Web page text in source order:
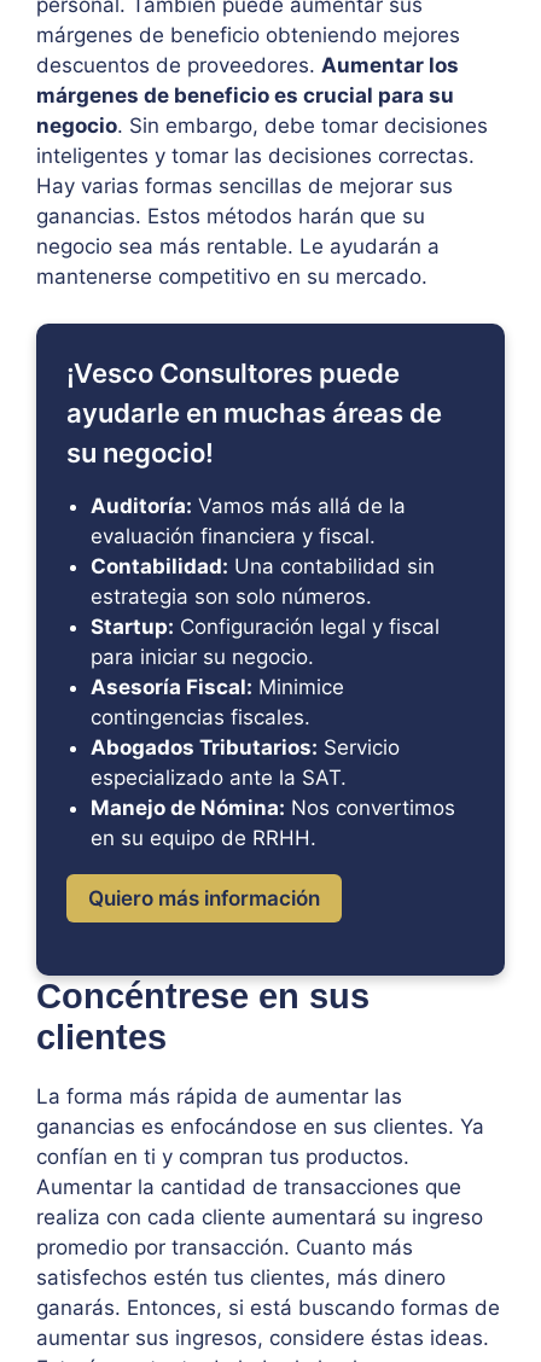
personal. También puede aumentar sus
márgenes de beneficio obteniendo mejores
descuentos de proveedores. Aumentar los
márgenes de beneficio es crucial para su
negocio. Sin embargo, debe tomar decisiones
inteligentes y tomar las decisiones correctas.
Hay varias formas sencillas de mejorar sus
ganancias. Estos métodos harán que su
negocio sea más rentable. Le ayudarán a
mantenerse competitivo en su mercado.
¡Vesco Consultores puede
ayudarle en muchas áreas de
su negocio!
Auditoría: Vamos más allá de la
evaluación financiera y fiscal.
Contabilidad: Una contabilidad sin
estrategia son solo números.
Startup: Configuración legal y fiscal
para iniciar su negocio.
Asesoría Fiscal: Minimice
contingencias fiscales.
Abogados Tributarios: Servicio
especializado ante la SAT.
Manejo de Nómina: Nos convertimos
en su equipo de RRHH.
Quiero más información
Concéntrese en sus
clientes
La forma más rápida de aumentar las
ganancias es enfocándose en sus clientes. Ya
confían en ti y compran tus productos.
Aumentar la cantidad de transacciones que
realiza con cada cliente aumentará su ingreso
promedio por transacción. Cuanto más
satisfechos estén tus clientes, más dinero
ganarás. Entonces, si está buscando formas de
aumentar sus ingresos, considere éstas ideas.